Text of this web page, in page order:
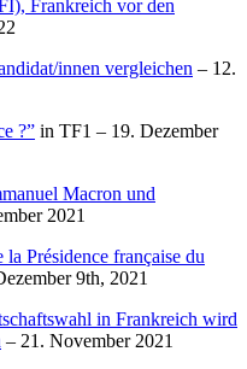
Frankreich vor den
innen vergleichen – 12.
?” in TF1 – 19. Dezember
Macron und
2021
Présidence française du
9th, 2021
in Frankreich wird
– 21. November 2021